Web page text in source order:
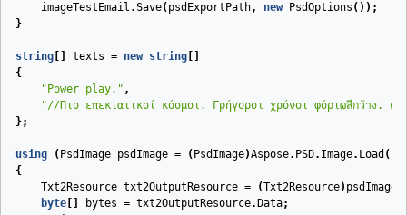
imageTestEmail .Save( psdExportPath, new PsdOptions ());
}
string texts = new string
{
"Power play." ,
"//Πιο επεκτατικοί κόσμοι. Γρήγοροι χρόνοι φόρτωสีกว้าง. ค
};
using ( PsdImage psdImage = ( PsdImage)Aspose. PSD. Image. Load (
{
Txt2Resource txt2OutputResource = (Txt2Resource) psdImage
byte
bytes = txt2OutputResource. Data;